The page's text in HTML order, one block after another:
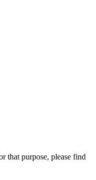
that purpose, please find